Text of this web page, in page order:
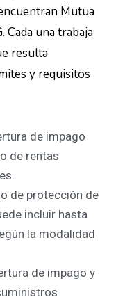
Mutua
Cada una trabaja
resulta
y requisitos
de impago
de rentas
de protección de
incluir hasta
la modalidad
de impago y